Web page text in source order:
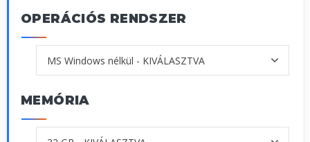
OPERÁCIÓS RENDSZER
MEMÓRIA